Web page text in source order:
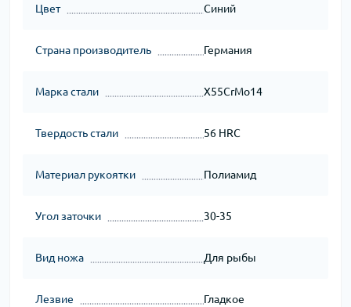
Цвет Синий
Страна производитель Германия
Марка стали X55CrMo14
Твердость стали 56 HRC
Материал рукоятки Полиамид
Угол заточки 30-35
Вид ножа Для рыбы
Лезвие Гладкое